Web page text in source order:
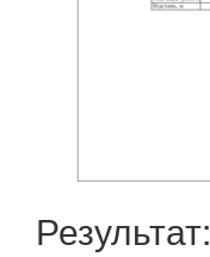
Результат: